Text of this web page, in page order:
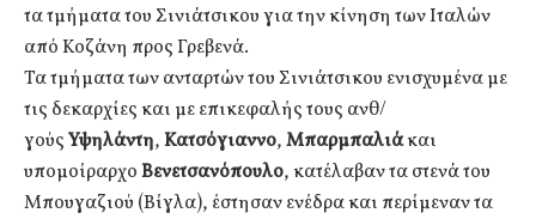
τα τμήματα του Σινιάτσικου για την κίνηση των Ιταλών
από Κοζάνη προς Γρεβενά.
Τα τμήματα των ανταρτών του Σινιάτσικου ενισχυμένα με
τις δεκαρχίες και με επικεφαλής τους ανθ/
γούςΥψηλάντη,Κατσόγιαννο,Μπαρμπαλιάκαι
υπομοίραρχοΒενετσανόπουλο, κατέλαβαν τα στενά του
Μπουγαζιού (Βίγλα), έστησαν ενέδρα και περίμεναν τα